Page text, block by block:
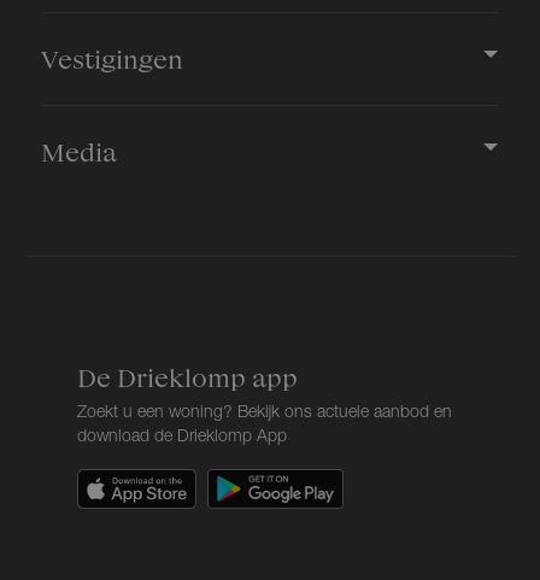
Vestigingen
Media
De Drieklomp app
Zoekt u een woning? Bekijk ons actuele aanbod en
download de Drieklomp App